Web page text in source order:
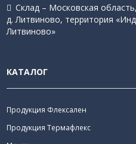
Склад – Московская
д. Литвиново, территория
Литвиново»
КАТАЛОГ
Продукция Флексален
Продукция Термафлекс